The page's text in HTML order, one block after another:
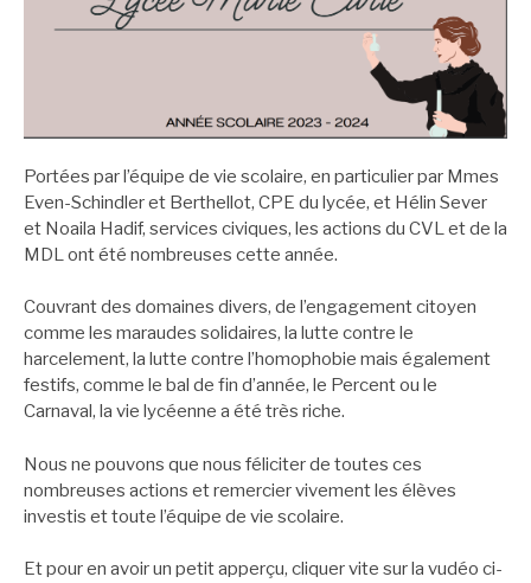
Portées par l’équipe de vie scolaire, en particulier par Mmes
Even-Schindler et Berthellot, CPE du lycée, et Hélin Sever
et Noaila Hadif, services civiques, les actions du CVL et de la
MDL ont été nombreuses cette année.
Couvrant des domaines divers, de l’engagement citoyen
comme les maraudes solidaires, la lutte contre le
harcelement, la lutte contre l’homophobie mais également
festifs, comme le bal de fin d’année, le Percent ou le
Carnaval, la vie lycéenne a été très riche.
Nous ne pouvons que nous féliciter de toutes ces
nombreuses actions et remercier vivement les élèves
investis et toute l’équipe de vie scolaire.
Et pour en avoir un petit apperçu, cliquer vite sur la vudéo ci-